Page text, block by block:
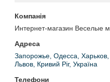
Интернет-магазин Веселые
Запорожье, Одесса, Харьков,
Львов, Кривий Ріг, Україна